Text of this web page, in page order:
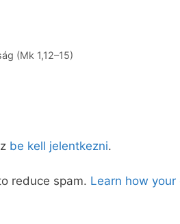
(Mk 1,12–15)
be kell jelentkezni.
reduce spam. Learn how